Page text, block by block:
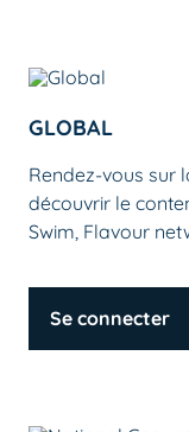
GLOBAL
Rendez-vous sur
découvrir le
Swim, Flavour
Se connecter